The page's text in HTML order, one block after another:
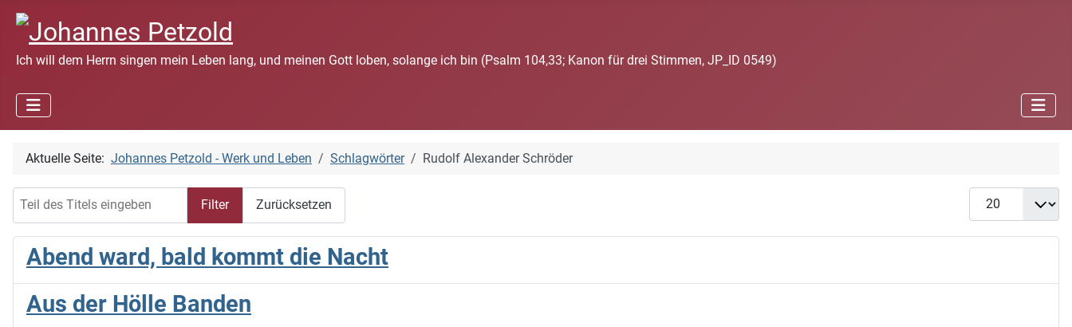
Ich will dem Herrn singen mein Leben lang, und meinen Gott loben, solange ich bin (Psalm 104,33; Kanon für drei Stimmen, JP_ID 0549)
Aktuelle Seite: Johannes Petzold - Werk und Leben Schlagwörter Rudolf Alexander Schröder
Filter Zurücksetzen
Anzeige #
Abend ward, bald kommt die Nacht
Aus der Hölle Banden